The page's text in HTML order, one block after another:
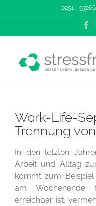
Inhalt
0251 -
Work-Life-
Trennung
In den letzten
Arbeit und Alltag
kommt zum
am Wochenende
erreichbar ist,